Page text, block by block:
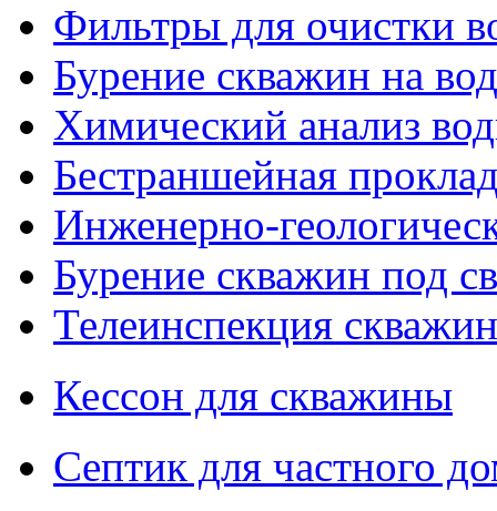
Фильтры для очистки
Бурение скважин на
Химический анализ
Бестраншейная
Инженерно-
Бурение скважин под
Телеинспекция
Кессон для скважины
Септик для частного